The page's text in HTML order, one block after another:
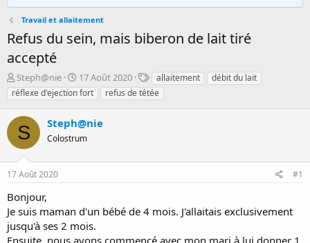
Travail et allaitement
Refus du sein, mais biberon de lait tiré
accepté
D
é
m
a
r
r
é
e
p
r
Steph@nie
D
a
t
d
e
é
17 Août 2020
T
a
g
allaitement
débit du lait
réflexe d'ejection fort
refus de tétée
S Steph@nie
Colostrum
17 Août 2020 #1
Bonjour,
Je suis maman d'un bébé de 4 mois. J'allaitais exclusivement
jusqu'à ses 2 mois.
Ensuite, nous avons commencé avec mon mari à lui donner 1